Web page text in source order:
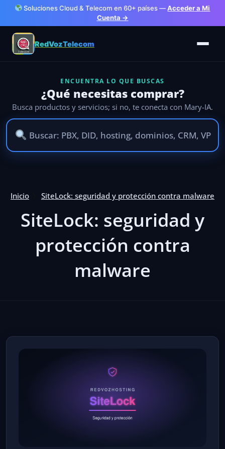
Soluciones Cloud & Telecom en 60+ países —Acceder a Mi
Cuenta →
RedVozTelecom
ENCUENTRA LO QUE BUSCAS
¿Qué necesitas comprar?
Busca productos y servicios; si no, te conecta con Mary-IA.
contenido
Inicio SiteLock: seguridad y protección contra malware
SiteLock: seguridad y
protección contra
malware